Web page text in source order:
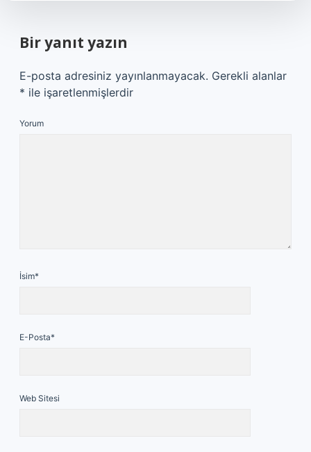
Bir yanıt yazın
E-posta adresiniz yayınlanmayacak. Gerekli alanlar
* ile işaretlenmişlerdir
Yorum
İsim*
E-Posta*
Web Sitesi